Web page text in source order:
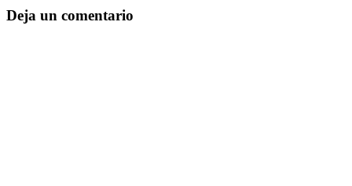
Deja un comentario